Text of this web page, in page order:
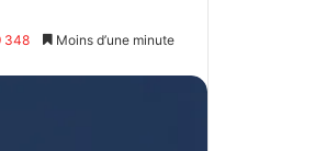
348 Moins d’une minute